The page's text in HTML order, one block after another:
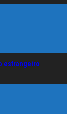
estrangeiro